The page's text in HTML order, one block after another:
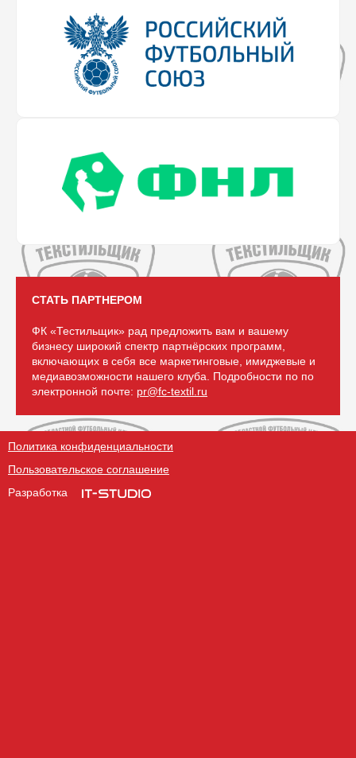
СТАТЬ ПАРТНЕРОМ
ФК «Тестильщик» рад предложить вам и вашему
бизнесу широкий спектр партнёрских программ,
включающих в себя все маркетинговые, имиджевые и
медиавозможности нашего клуба. Подробности по по
электронной почте: pr@fc-textil.ru
Политика конфиденциальности
Пользовательское соглашение
Разработка